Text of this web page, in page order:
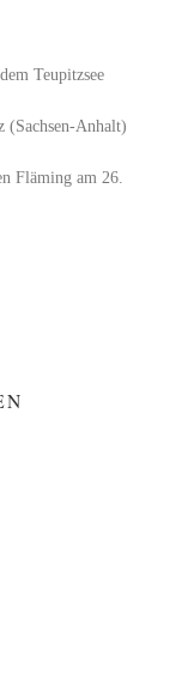
Teupitzsee
(Sachsen-Anhalt)
Fläming am 26.